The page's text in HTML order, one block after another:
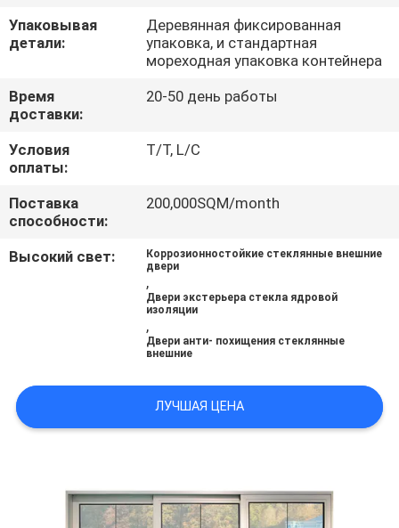
СВЯЖИТЕСЬ
МЫ
НОВОСТИ
СЛУЧАИ
СПРОСИТЕ
ЦИТАТУ
PRIVACY
POLICY
Упаковывая
детали:
Деревянная фиксированная
упаковка, и стандартная
мореходная упаковка контейнера
Время
доставки:
20-50 день работы
Условия
оплаты:
T/T, L/C
Поставка
способности:
200,000SQM/month
Высокий свет:
Коррозионностойкие стеклянные внешние
двери
,
Двери экстерьера стекла ядровой
изоляции
,
Двери анти- похищения стеклянные
внешние
ЛУЧШАЯ ЦЕНА